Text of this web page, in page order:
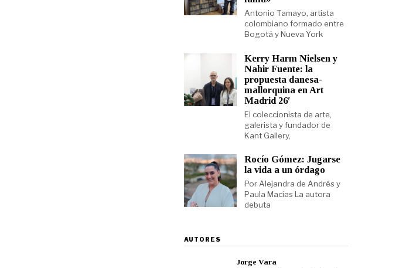
Antonio Tamayo, artista
colombiano formado entre
Bogotá y Nueva York
Kerry Harm Nielsen y
Nahir Fuente: la
propuesta danesa-
mallorquina en Art
Madrid 26′
El coleccionista de arte,
galerista y fundador de
Kant Gallery,
Rocío Gómez: Jugarse
la vida a un órdago
Por Alejandra de Andrés y
Paula Macías La autora
debuta
AUTORES
Jorge Vara